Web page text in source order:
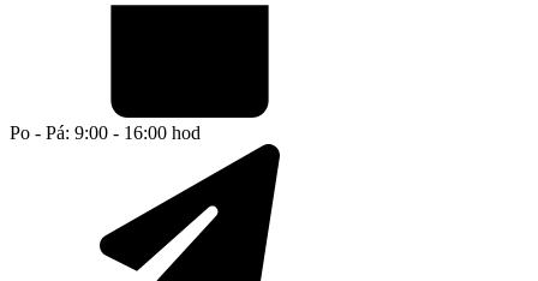
Po - Pá: 9:00 - 16:00 hod